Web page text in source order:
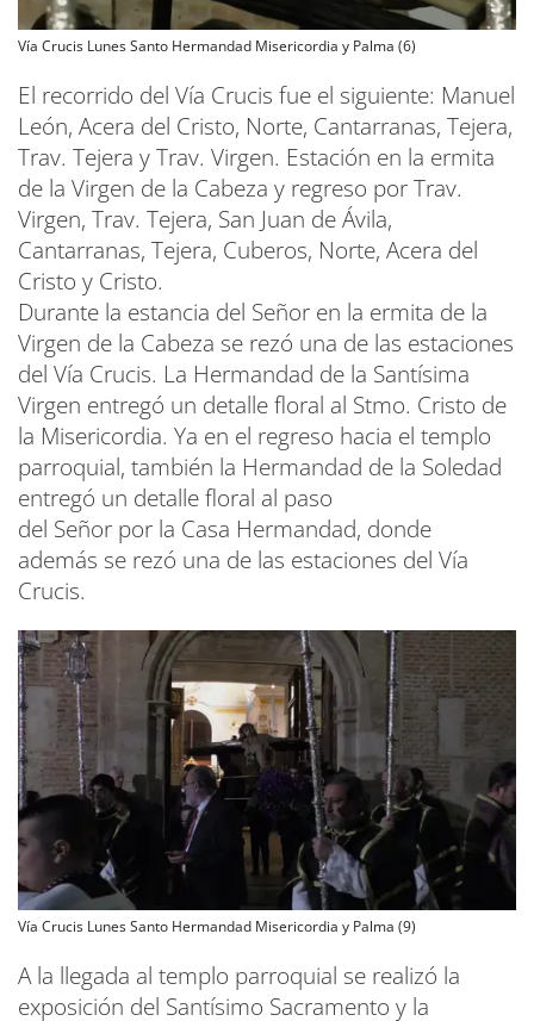
Vía Crucis Lunes Santo Hermandad Misericordia y Palma (6)
El recorrido del Vía Crucis fue el siguiente: Manuel
León, Acera del Cristo, Norte, Cantarranas, Tejera,
Trav. Tejera y Trav. Virgen. Estación en la ermita
de la Virgen de la Cabeza y regreso por Trav.
Virgen, Trav. Tejera, San Juan de Ávila,
Cantarranas, Tejera, Cuberos, Norte, Acera del
Cristo y Cristo.
Durante la estancia del Señor en la ermita de la
Virgen de la Cabeza se rezó una de las estaciones
del Vía Crucis. La Hermandad de la Santísima
Virgen entregó un detalle floral al Stmo. Cristo de
la Misericordia. Ya en el regreso hacia el templo
parroquial, también la Hermandad de la Soledad
entregó un detalle floral al paso
del Señor por la Casa Hermandad, donde
además se rezó una de las estaciones del Vía
Crucis.
Vía Crucis Lunes Santo Hermandad Misericordia y Palma (9)
A la llegada al templo parroquial se realizó la
exposición del Santísimo Sacramento y la